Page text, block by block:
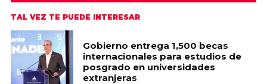
TAL VEZ TE PUEDE INTERESAR
Gobierno entrega 1,500 becas
internacionales para estudios de
posgrado en universidades
extranjeras